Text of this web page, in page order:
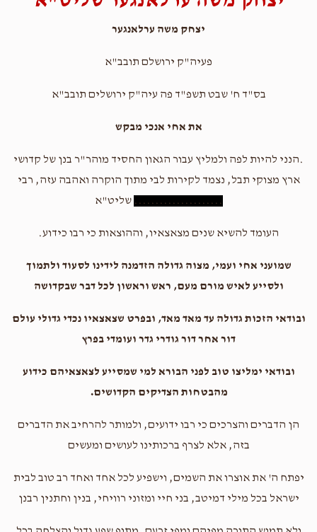
יצחק משה ערלאנגער
פעיה"ק ירושלם תובב"א
בס"ד ח' שבט תשפ"ד פה עיה"ק ירושלים תובב"א
את אחי אנכי מבקש
.הנני להיות לפה ולמליץ עבור הגאון החסיד מוהר"ר בנן של קדושי
ארץ מצוקי תבל, נצמד לקירות לבי מתוך הוקרה ואהבה עזה, רבי
..................... שליט"א
העומד להשיא שנים מצאצאיו, וההוצאות כי רבו כידוע.
שמועני אחי ועמי, מצוה גדולה הזדמנה לידינו לסעוד ולתמוך
ולסייע לאיש מורם מעם, ראש וראשון לכל דבר שבקדושה
ובודאי הזכות גדולה עד מאד מאד, ובפרט שצאצאיו נכדי גדולי עולם
דור אחר דור גודרי גדר ועומדי בפרץ
ובודאי ימליצו טוב לפני הבורא למי שמסייע לצאצאיהם כידוע
מהבטחות הצדיקים הקדושים.
הן הדברים והצרכים כי רבו ידועים, ולמותר להרחיב את הדברים
בזה, אלא לצרף ברכותינו לעושים ומעשים
יפתח ה' את אוצרו את השמים, וישפיע לכל אחד ואחד רב טוב לבית
ישראל בכל מילי דמיטב, בני חיי ומזוני רוויחי, בנין וחתנין רבנן